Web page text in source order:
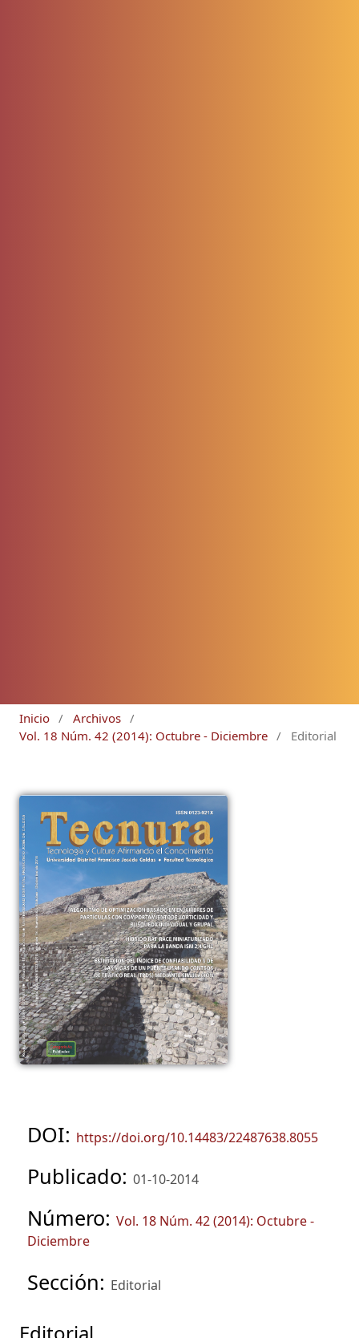
Inicio / Archivos /
Vol. 18 Núm. 42 (2014): Octubre - Diciembre / Editorial
DOI: https://doi.org/10.14483/22487638.8055
Publicado: 01-10-2014
Número: Vol. 18 Núm. 42 (2014): Octubre -
Diciembre
Sección: Editorial